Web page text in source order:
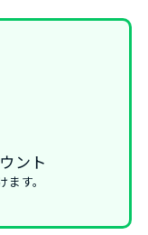
ント
す。